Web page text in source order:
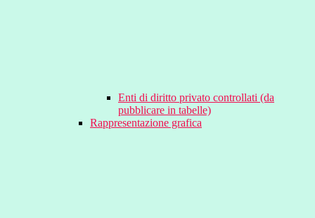
Enti di diritto privato controllati (da
pubblicare in tabelle)
Rappresentazione grafica